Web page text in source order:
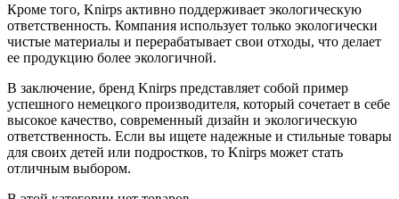
Кроме того, Knirps активно поддерживает экологическую
ответственность. Компания использует только экологически
чистые материалы и перерабатывает свои отходы, что делает
ее продукцию более экологичной.
В заключение, бренд Knirps представляет собой пример
успешного немецкого производителя, который сочетает в себе
высокое качество, современный дизайн и экологическую
ответственность. Если вы ищете надежные и стильные товары
для своих детей или подростков, то Knirps может стать
отличным выбором.